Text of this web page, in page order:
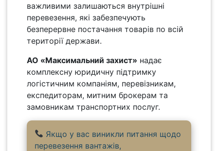
важливими залишаються внутрішні
перевезення, які забезпечують
безперервне постачання товарів по всій
території держави.
АО «Максимальний захист» надає
комплексну юридичну підтримку
логістичним компаніям, перевізникам,
експедиторам, митним брокерам та
замовникам транспортних послуг.
Якщо у вас виникли питання щодо
перевезення вантажів,